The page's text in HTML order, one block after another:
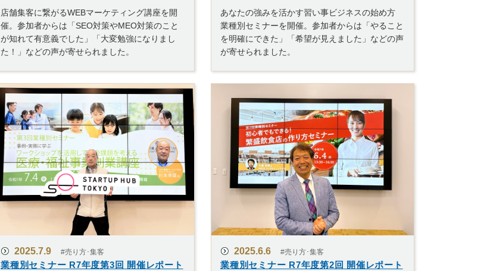
店舗集客に繋がるWEBマーケティング講座を開
催。参加者からは「SEO対策やMEO対策のこと
が知れて有意義でした」「大変勉強になりまし
た！」などの声が寄せられました。
あなたの強みを活かす習い事ビジネスの始め方
業種別セミナーを開催。参加者からは「やること
を明確にできた」「希望が見えました」などの声
が寄せられました。
2025.7.9 #売り方･集客
業種別セミナー R7年度第3回 開催レポート
2025.6.6 #売り方･集客
業種別セミナー R7年度第2回 開催レポート